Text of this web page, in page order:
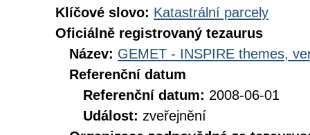
Klíčové slovo: Katastrální parcely
Oficiálně registrovaný tezaurus
Název: GEMET - INSPIRE themes,
Referenční datum
Referenční datum: 2008-06-01
Událost: zveřejnění